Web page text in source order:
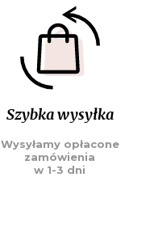
Szybka wysyłka
Wysyłamy opłacone
zamówienia
w 1-3 dni